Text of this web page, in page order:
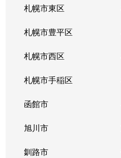
札幌市東区
札幌市豊平区
札幌市西区
札幌市手稲区
函館市
旭川市
釧路市